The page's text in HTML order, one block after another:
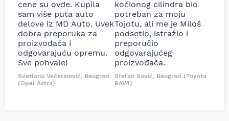
cene su ovde. Kupila
sam više puta auto
delove iz MD Auto. Uvek
dobra preporuka za
proizvođača i
odgovarajuću opremu.
Sve pohvale!
Svetlana Večerinović, Beograd
(Opel Astra)
kočionog cilindra bio
potreban za moju
Tojotu, ali me je Miloš
podsetio, istražio i
preporučio
odgovarajućeg
proizvođača.
Stefan Savić, Beograd (Toyota
RAV4)